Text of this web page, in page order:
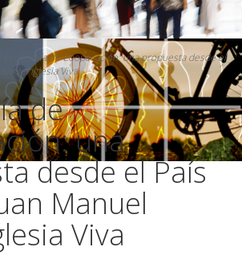
Economía de Cooperación: una propuesta desde el
Sinde. Iglesia Viva
de
una
desde el País
Manuel
Viva